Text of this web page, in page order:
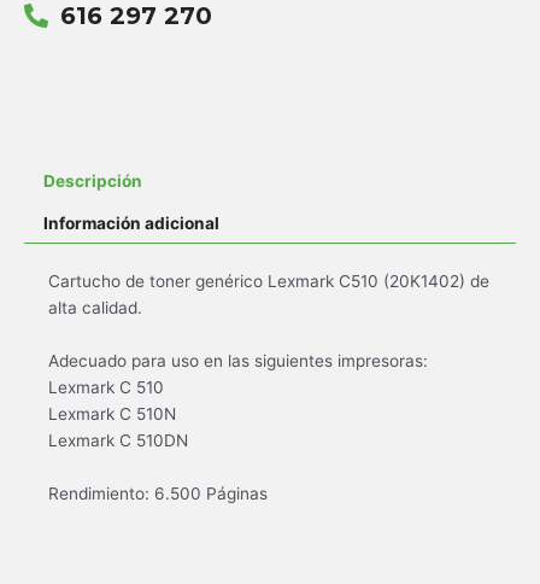
616 297 270
Descripción
Información adicional
Cartucho de toner genérico Lexmark C510 (20K1402) de
alta calidad.
Adecuado para uso en las siguientes impresoras:
Lexmark C 510
Lexmark C 510N
Lexmark C 510DN
Rendimiento: 6.500 Páginas